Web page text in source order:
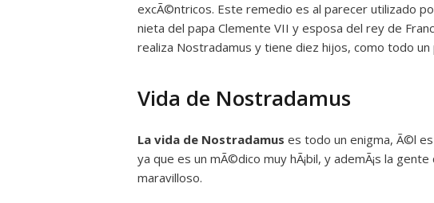
excÃ©ntricos. Este remedio es al parecer utilizado
nieta del papa Clemente VII y esposa del rey de
realiza Nostradamus y tiene diez hijos, como todo un
Vida de Nostradamus
La vida de Nostradamus es todo un enigma, Ã©l
ya que es un mÃ©dico muy hÃ¡bil, y ademÃ¡s la
maravilloso.